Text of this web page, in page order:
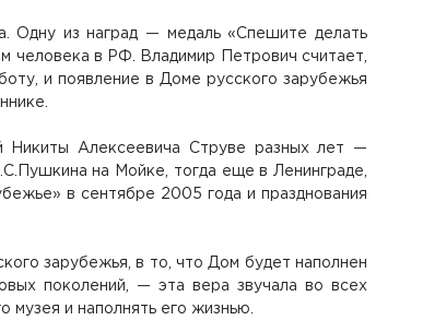
Одну из наград — медаль «Спешите делать
человека в РФ. Владимир Петрович считает,
и появление в Доме русского зарубежья
Никиты Алексеевича Струве разных лет —
на Мойке, тогда еще в Ленинграде,
в сентябре 2005 года и празднования
зарубежья, в то, что Дом будет наполнен
поколений, — эта вера звучала во всех
музея и наполнять его жизнью.